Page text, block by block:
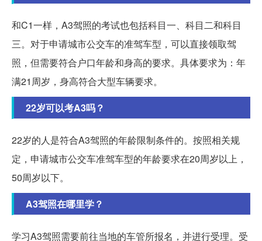
和C1一样，A3驾照的考试也包括科目一、科目二和科目
三。对于申请城市公交车的准驾车型，可以直接领取驾
照，但需要符合户口年龄和身高的要求。具体要求为：年
满21周岁，身高符合大型车辆要求。
22岁可以考A3吗？
22岁的人是符合A3驾照的年龄限制条件的。按照相关规
定，申请城市公交车准驾车型的年龄要求在20周岁以上，
50周岁以下。
A3驾照在哪里学？
学习A3驾照需要前往当地的车管所报名，并进行受理。受